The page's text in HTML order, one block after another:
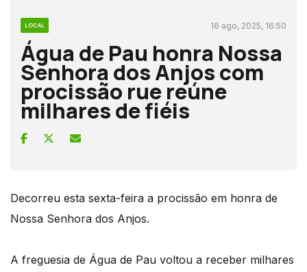
LOCAL 16 ago, 2025, 16:50
Água de Pau honra Nossa
Senhora dos Anjos com
procissão rue reúne
milhares de fiéis
Decorreu esta sexta-feira a procissão em honra de
Nossa Senhora dos Anjos.
A freguesia de Água de Pau voltou a receber milhares